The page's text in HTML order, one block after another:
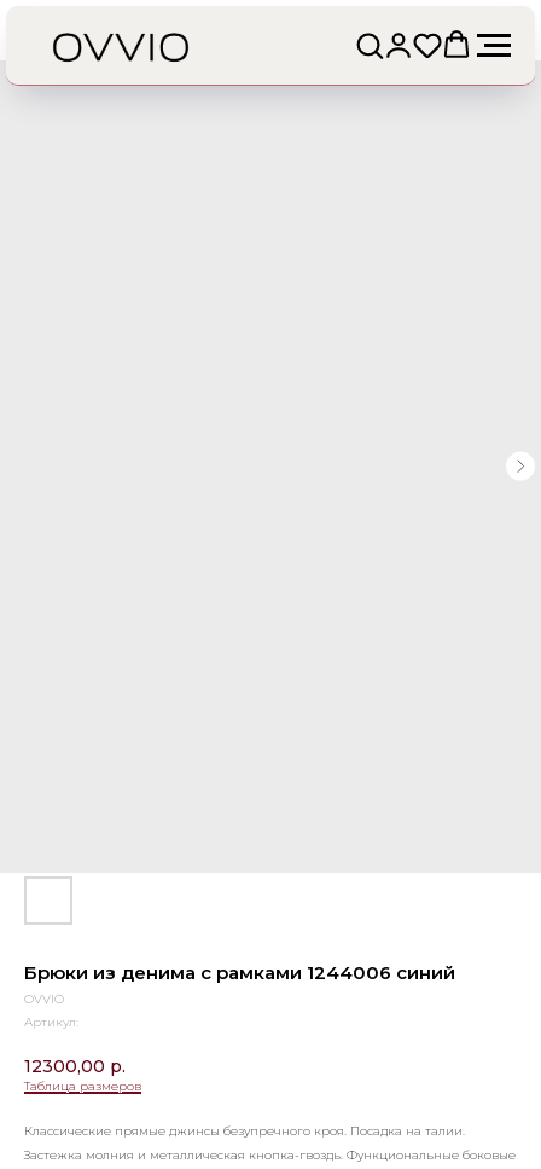
Брюки из денима с рамками 1244006 синий
OVVIO
Артикул:
12300,00 р.
Таблица размеров
Классические прямые джинсы безупречного кроя. Посадка на талии.
Застежка молния и металлическая кнопка-гвоздь. Функциональные боковые